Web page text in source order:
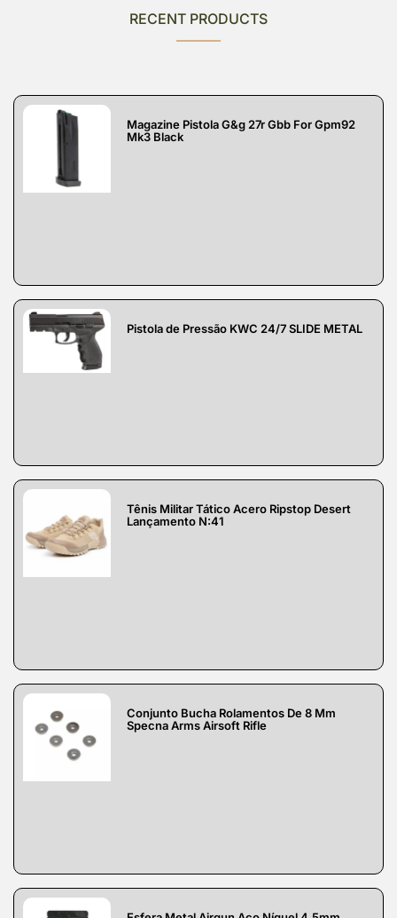
RECENT PRODUCTS
Magazine Pistola G&g 27r Gbb For Gpm92
Mk3 Black
Pistola de Pressão KWC 24/7 SLIDE METAL
Tênis Militar Tático Acero Ripstop Desert
Lançamento N:41
Conjunto Bucha Rolamentos De 8 Mm
Specna Arms Airsoft Rifle